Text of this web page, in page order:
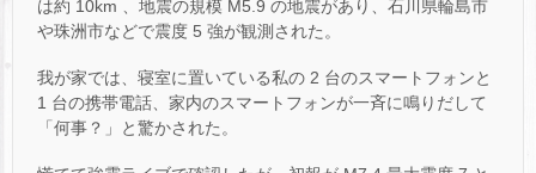
は約 10km 、地震の規模 M5.9 の地震があり、石川県輪島市
や珠洲市などで震度 5 強が観測された。
我が家では、寝室に置いている私の 2 台のスマートフォンと
1 台の携帯電話、家内のスマートフォンが一斉に鳴りだして
「何事？」と驚かされた。